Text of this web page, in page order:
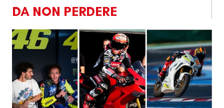
DA NON PERDERE